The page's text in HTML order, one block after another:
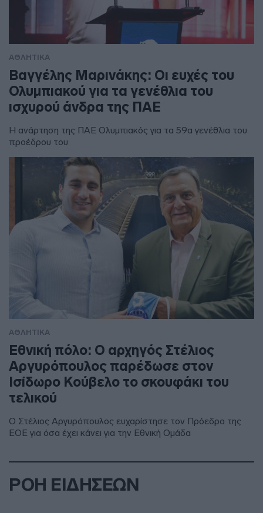
ΑΘΛΗΤΙΚΑ
Βαγγέλης Μαρινάκης: Οι ευχές του
Ολυμπιακού για τα γενέθλια του
ισχυρού άνδρα της ΠΑΕ
Η ανάρτηση της ΠΑΕ Ολυμπιακός για τα 59α γενέθλια του
προέδρου του
ΑΘΛΗΤΙΚΑ
Εθνική πόλο: Ο αρχηγός Στέλιος
Αργυρόπουλος παρέδωσε στον
Ισίδωρο Κούβελο το σκουφάκι του
τελικού
Ο Στέλιος Αργυρόπουλος ευχαρίστησε τον Πρόεδρο της
ΕΟΕ για όσα έχει κάνει για την Εθνική Ομάδα
ΡΟΗ ΕΙΔΗΣΕΩΝ